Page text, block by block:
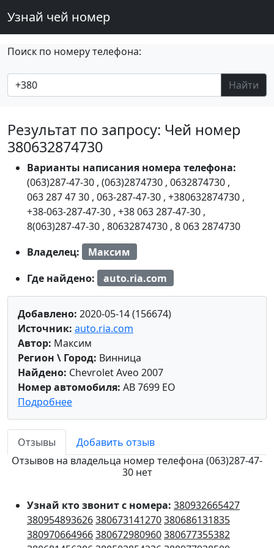
Узнай чей номер
Поиск по номеру телефона:
Найти
Результат по запросу: Чей номер
380632874730
Варианты написания номера телефона:
(063)287-47-30 , (063)2874730 , 0632874730 ,
063 287 47 30 , 063-287-47-30 , +380632874730 ,
+38-063-287-47-30 , +38 063 287-47-30 ,
8(063)287-47-30 , 80632874730 , 8 063 2874730
Владелец:
Максим
Где найдено:
auto.ria.com
Добавлено: 2020-05-14 (156674)
Источник: auto.ria.com
Автор: Максим
Регион \ Город: Винница
Найдено: Chevrolet Aveo 2007
Номер автомобиля: AB 7699 EO
Подробнее
Отзывы
Добавить отзыв
Отзывов на владельца номер телефона (063)287-47-
30 нет
Узнай кто звонит с номера: 380932665427
380954893626380673141270380686131835
380970664966380672980960380677355382